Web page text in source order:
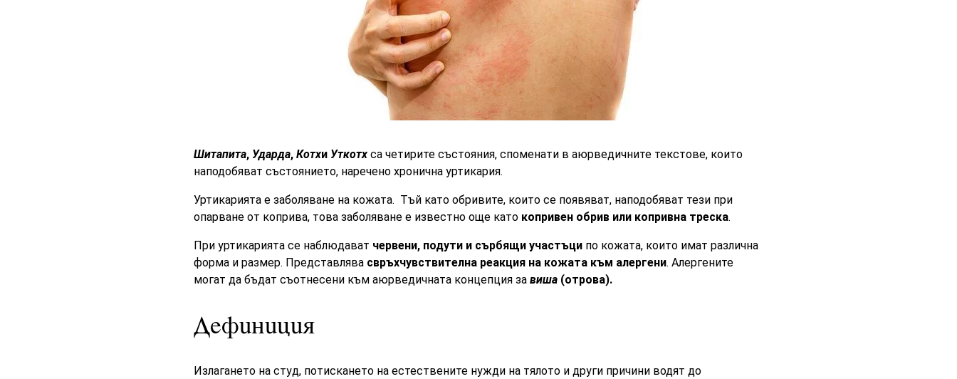
Шитапита, Ударда, Котхи Уткотх са четирите състояния, споменати в аюрведичните текстове, които
наподобяват състоянието, наречено хронична уртикария.
Уртикарията е заболяване на кожата. Тъй като обривите, които се появяват, наподобяват тези при
опарване от коприва, това заболяване е известно още като копривен обрив или копривна треска.
При уртикарията се наблюдават червени, подути и сърбящи участъци по кожата, които имат различна
форма и размер. Представлява свръхчувствителна реакция на кожата към алергени. Алергените
могат да бъдат съотнесени към аюрведичната концепция за виша (отрова).
Дефиниция
Излагането на студ, потискането на естествените нужди на тялото и други причини водят до